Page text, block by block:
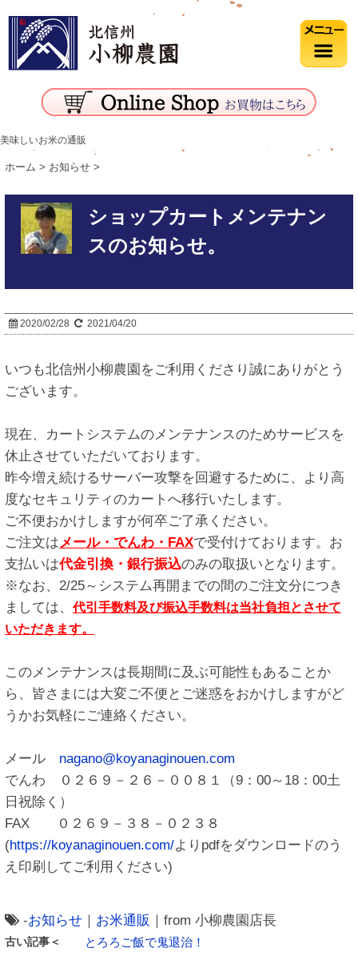
美味しいお米の通販
ホーム > お知らせ >
ショップカートメンテナン
スのお知らせ。
2020/02/28 2021/04/20
いつも北信州小柳農園をご利用くださり誠にありがとう
ございます。
現在、カートシステムのメンテナンスのためサービスを
休止させていただいております。
昨今増え続けるサーバー攻撃を回避するために、より高
度なセキュリティのカートへ移行いたします。
ご不便おかけしますが何卒ご了承ください。
ご注文はメール・でんわ・FAXで受付けております。お
支払いは代金引換・銀行振込のみの取扱いとなります。
※なお、2/25～システム再開までの間のご注文分につき
ましては、代引手数料及び振込手数料は当社負担とさせて
いただきます。
このメンテナンスは長期間に及ぶ可能性もあることか
ら、皆さまには大変ご不便とご迷惑をおかけしますがど
うかお気軽にご連絡ください。
メール nagano@koyanaginouen.com
でんわ ０２６９－２６－００８１（9：00～18：00土
日祝除く）
FAX ０２６９－３８－０２３８
(https://koyanaginouen.com/よりpdfをダウンロードのう
え印刷してご利用ください)
-お知らせ ｜ お米通販 ｜from 小柳農園店長
古い記事＜ とろろご飯で鬼退治！